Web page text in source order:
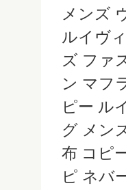
メンズ
ルイヴ
ズ ファ
ン マフ
ピー ル
グ メン
布 コピ
ピ ネバ